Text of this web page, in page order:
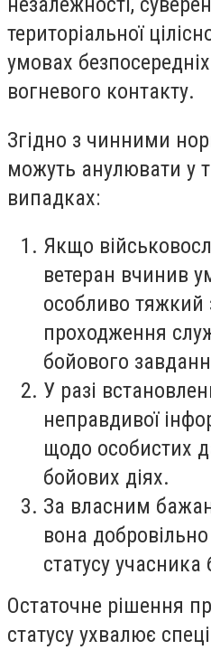
територіальної
умовах
вогневого контакту.
Згідно з чинними
можуть анулювати у
випадках:
Якщо
ветеран вчинив
особливо тяжкий
проходження
бойового
У разі
неправдивої
щодо особистих
бойових діях.
За власним
вона
статусу учасника
Остаточне рішення
статусу ухвалює